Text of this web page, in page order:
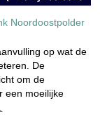
Noordoostpolder
op wat de
De
om de
een moeilijke